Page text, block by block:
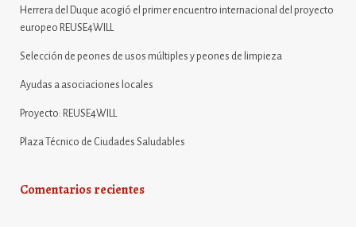
Herrera del Duque acogió el primer encuentro internacional del proyecto
europeo REUSE4WILL
Selección de peones de usos múltiples y peones de limpieza
Ayudas a asociaciones locales
Proyecto: REUSE4WILL
Plaza Técnico de Ciudades Saludables
Comentarios recientes